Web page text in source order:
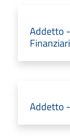
Addetto
Addetto